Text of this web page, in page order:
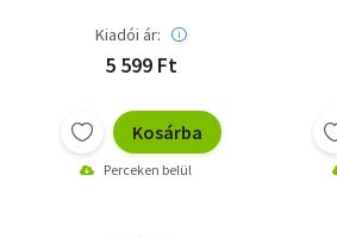
Kiadói ár:
5 599 Ft
Kosárba
Perceken belül